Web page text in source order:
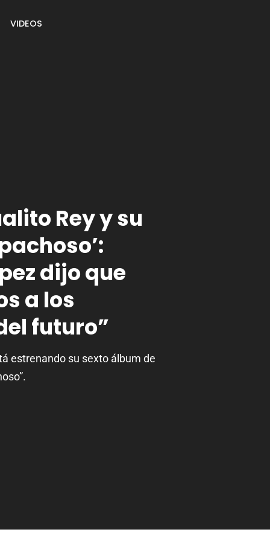
VIDEOS
Rey y su
dijo que
a los
futuro”
estrenando su sexto álbum de